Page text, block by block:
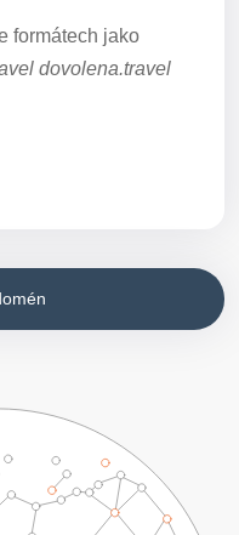
formátech jako
dovolena.travel